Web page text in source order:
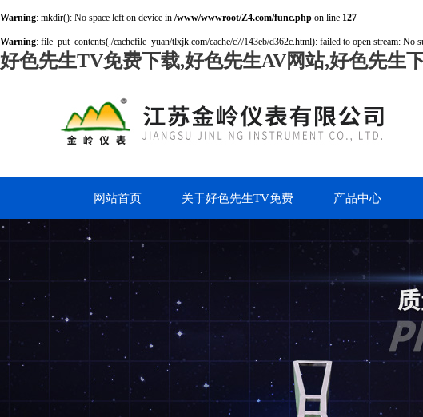
Warning: mkdir(): No space left on device in /www/wwwroot/Z4.com/func.php on line 127
Warning: file_put_contents(./cachefile_yuan/tlxjk.com/cache/c7/143eb/d362c.html): failed to open stream: No
好色先生TV免费下载,好色先生AV网站,好色先生
网站首页 关于好色先生TV免费 产品中心